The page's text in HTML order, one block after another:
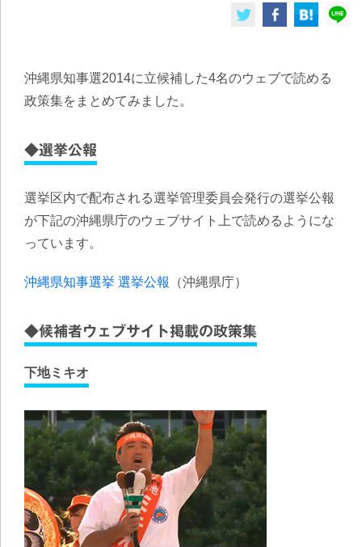
沖縄県知事選2014に立候補した4名のウェブで読める
政策集をまとめてみました。
◆選挙公報
選挙区内で配布される選挙管理委員会発行の選挙公報
が下記の沖縄県庁のウェブサイト上で読めるようにな
っています。
沖縄県知事選挙 選挙公報 （沖縄県庁）
◆候補者ウェブサイト掲載の政策集
下地ミキオ